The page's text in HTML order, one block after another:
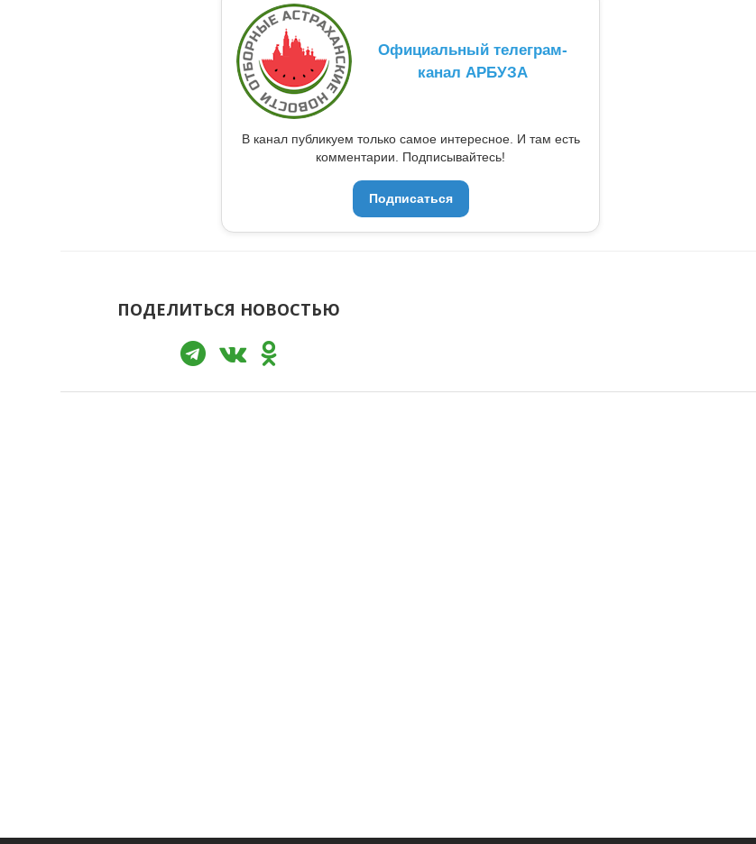
Официальный телеграм-
канал АРБУЗА
В канал публикуем только самое интересное. И там есть
комментарии. Подписывайтесь!
Подписаться
ПОДЕЛИТЬСЯ НОВОСТЬЮ